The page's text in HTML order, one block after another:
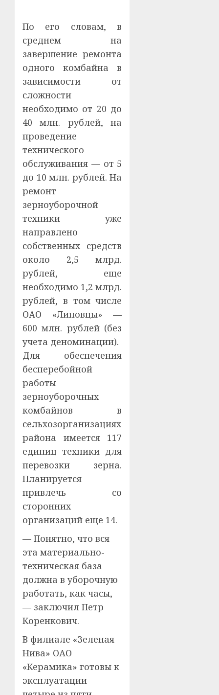
По его словам, в
среднем на
завершение ремонта
одного комбайна в
зависимости от
сложности
необходимо от 20 до
40 млн. рублей, на
проведение
технического
обслуживания — от 5
до 10 млн. рублей. На
ремонт
зерноуборочной
техники уже
направлено
собственных средств
около 2,5 млрд.
рублей, еще
необходимо 1,2 млрд.
рублей, в том числе
ОАО «Липовцы» —
600 млн. рублей (без
учета деноминации).
Для обеспечения
бесперебойной
работы
зерноуборочных
комбайнов в
сельхозорганизациях
района имеется 117
единиц техники для
перевозки зерна.
Планируется
привлечь со
сторонних
организаций еще 14.
— Понятно, что вся
эта материально-
техническая база
должна в уборочную
работать, как часы,
— заключил Петр
Коренкович.
В филиале «Зеленая
Нива» ОАО
«Керамика» готовы к
эксплуатации